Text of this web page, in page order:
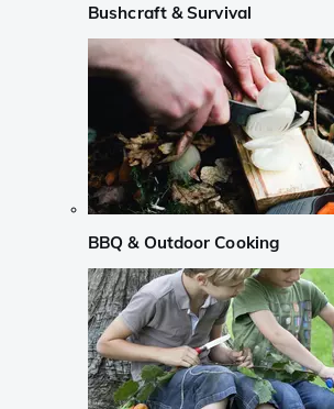
Bushcraft & Survival
BBQ & Outdoor Cooking